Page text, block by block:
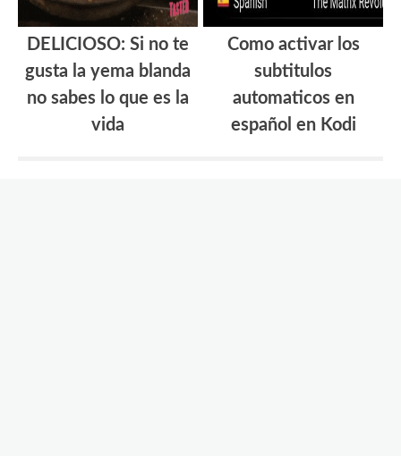
DELICIOSO: Si no te
gusta la yema blanda
no sabes lo que es la
vida
Como activar los
subtitulos
automaticos en
español en Kodi